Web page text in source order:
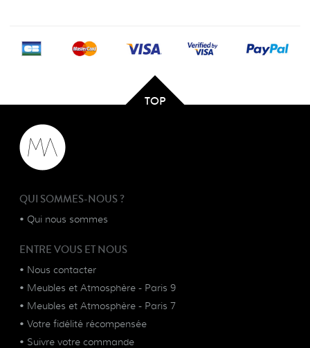
TOP
QUI SOMMES-NOUS ?
• Qui nous sommes
ENTRE VOUS ET NOUS
• Nous contacter
• Meubles et Atmosphère - Paris 9
• Meubles et Atmosphère - Paris 7
• Votre fidélité récompensée
• Suivre votre commande